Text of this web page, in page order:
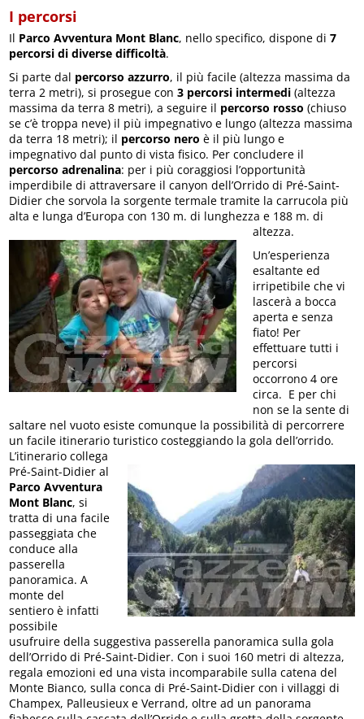
I percorsi
Il Parco Avventura Mont Blanc, nello specifico, dispone di7
percorsi di diverse difficoltà.
Si parte dal percorso azzurro, il più facile (altezza massima da
terra 2 metri), si prosegue con3 percorsi intermedi (altezza
massima da terra 8 metri), a seguire il percorso rosso (chiuso
se c’è troppa neve) il più impegnativo e lungo (altezza massima
da terra 18 metri); il percorso nero è il più lungo e
impegnativo dal punto di vista fisico. Per concludere il
percorso adrenalina: per i più coraggiosi l’opportunità
imperdibile di attraversare il canyon dell’Orrido di Pré-Saint-
Didier che sorvola la sorgente termale tramite la carrucola più
alta e lunga d’Europa con 130 m. di lunghezza e 188 m. di
altezza.
Un’esperienza
esaltante ed
irripetibile che vi
lascerà a bocca
aperta e senza
fiato! Per
effettuare tutti i
percorsi
occorrono 4 ore
circa. E per chi
non se la sente di
saltare nel vuoto esiste comunque la possibilità di percorrere
un facile itinerario turistico costeggiando la gola dell’orrido.
L’itinerario collega
Pré-Saint-Didier al
Parco Avventura
Mont Blanc, si
tratta di una facile
passeggiata che
conduce alla
passerella
panoramica. A
monte del
sentiero è infatti
possibile
usufruire della suggestiva passerella panoramica sulla gola
dell’Orrido di Pré-Saint-Didier. Con i suoi 160 metri di altezza,
regala emozioni ed una vista incomparabile sulla catena del
Monte Bianco, sulla conca di Pré-Saint-Didier con i villaggi di
Champex, Palleusieux e Verrand, oltre ad un panorama